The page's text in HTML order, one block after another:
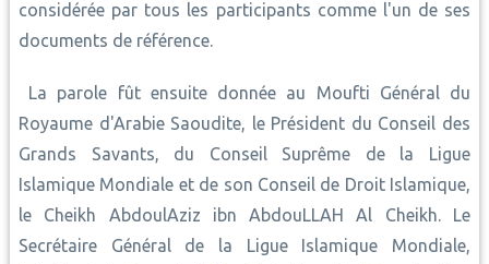
considérée par tous les participants comme l'un de ses
documents de référence.
La parole fût ensuite donnée au Moufti Général du
Royaume d'Arabie Saoudite, le Président du Conseil des
Grands Savants, du Conseil Suprême de la Ligue
Islamique Mondiale et de son Conseil de Droit Islamique,
le Cheikh AbdoulAziz ibn AbdouLLAH Al Cheikh. Le
Secrétaire Général de la Ligue Islamique Mondiale,